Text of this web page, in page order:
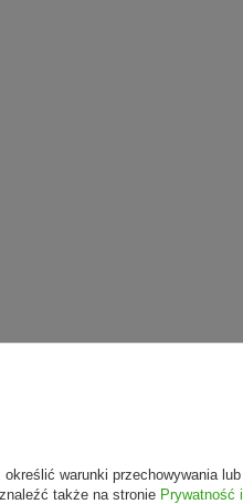
określić warunki przechowywania lub
także na stronie Prywatność i